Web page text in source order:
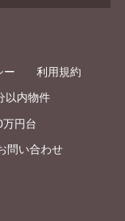
ー 利用規約
以内物件
万円台
問い合わせ